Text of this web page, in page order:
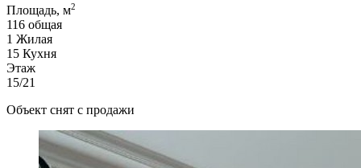
Площадь, м2
116 общая
1 Жилая
15 Кухня
Этаж
15/21
Объект снят с продажи